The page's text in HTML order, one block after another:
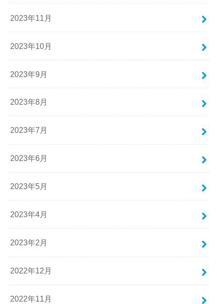
2023年11月
2023年10月
2023年9月
2023年8月
2023年7月
2023年6月
2023年5月
2023年4月
2023年2月
2022年12月
2022年11月